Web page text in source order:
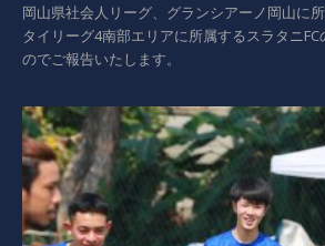
岡山県社会人リーグ、グランシアーノ岡山に
タイリーグ4南部エリアに所属するスラタニ
のでご報告いたします。